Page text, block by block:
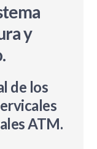
y
de los
ATM.